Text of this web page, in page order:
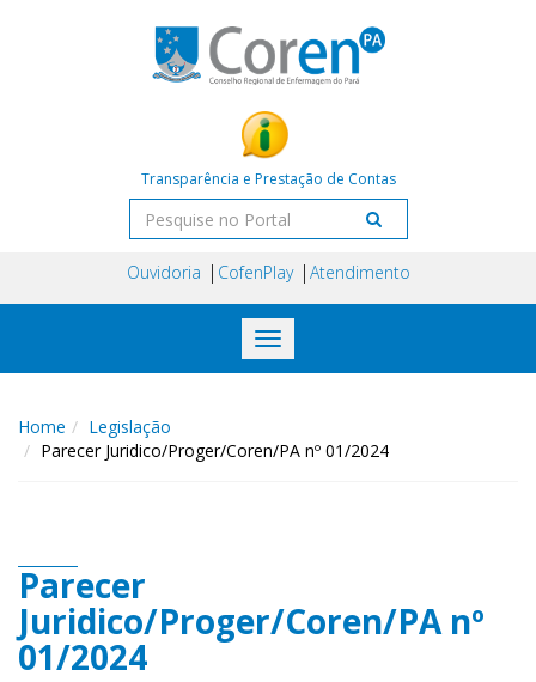
Transparência e Prestação de Contas
Ouvidoria CofenPlay Atendimento
Toggle
navigation
Home
Legislação
Parecer Juridico/Proger/Coren/PA nº 01/2024
Parecer
Juridico/Proger/Coren/PA nº
01/2024